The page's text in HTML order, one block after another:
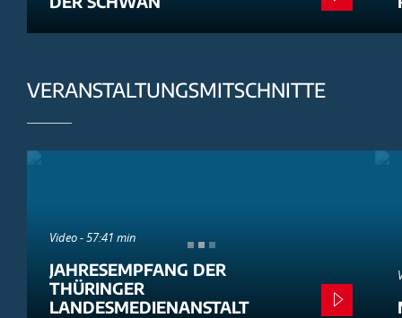
VERANSTALTUNGSMITSCHNITTE
Video - 57:41 min
JAHRESEMPFANG DER
THÜRINGER
LANDESMEDIENANSTALT